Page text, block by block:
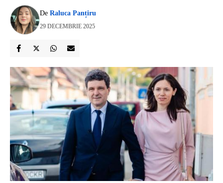
De Raluca Panțiru
29 DECEMBRIE 2025